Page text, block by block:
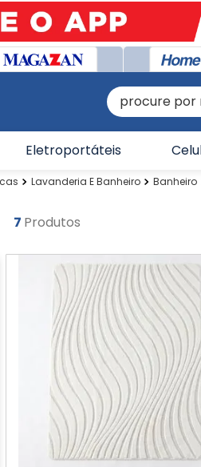
procure por
Eletroportáteis
Lavanderia E Banheiro Banheiro
7 Produtos